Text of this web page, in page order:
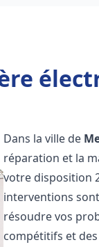
Dans la ville de
réparation et la
votre disposition
interventions
résoudre vos
compétitifs et